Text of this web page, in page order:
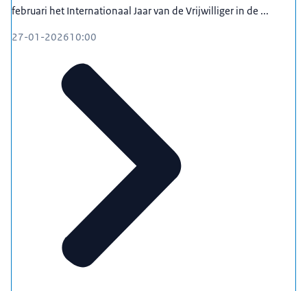
februari het Internationaal Jaar van de Vrijwilliger in de ...
27-01-202610:00